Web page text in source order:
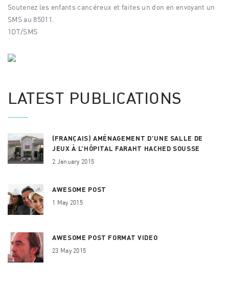
Soutenez les enfants cancéreux et faites un don en envoyant un
SMS au 85011.
1DT/SMS
LATEST PUBLICATIONS
(FRANÇAIS) AMÉNAGEMENT D’UNE SALLE DE
JEUX À L’HÔPITAL FARAHT HACHED SOUSSE
2 January 2015
AWESOME POST
1 May 2015
AWESOME POST FORMAT VIDEO
23 May 2015